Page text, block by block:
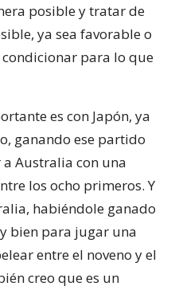
posible y tratar de
ya sea favorable o
condicionar para lo que
es con Japón, ya
ganando ese partido
Australia con una
los ocho primeros. Y
habiéndole ganado
bien para jugar una
entre el noveno y el
creo que es un